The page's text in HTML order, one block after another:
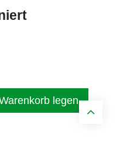
legen